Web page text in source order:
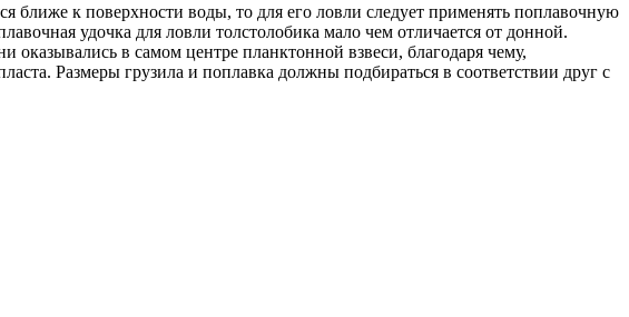
ближе к поверхности воды, то для его ловли следует применять поплавочную
удочка для ловли толстолобика мало чем отличается от донной.
в самом центре планктонной взвеси, благодаря чему,
Размеры грузила и поплавка должны подбираться в соответствии друг с